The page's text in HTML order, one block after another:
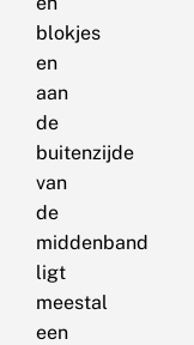
blokjes
en
aan
de
buitenzijde
van
de
middenband
ligt
meestal
een